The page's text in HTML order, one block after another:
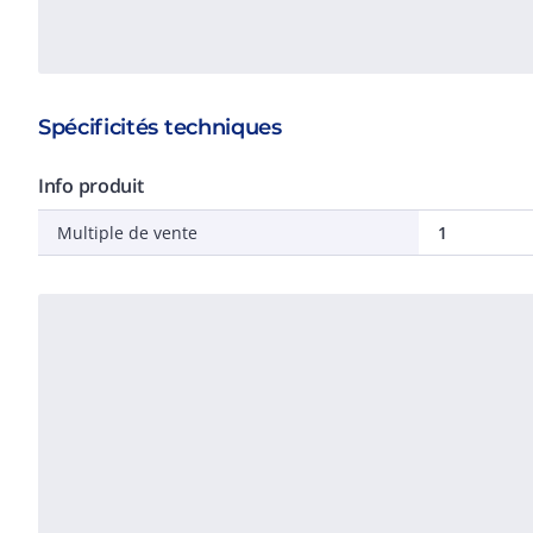
Spécificités techniques
Info produit
Multiple de vente 1